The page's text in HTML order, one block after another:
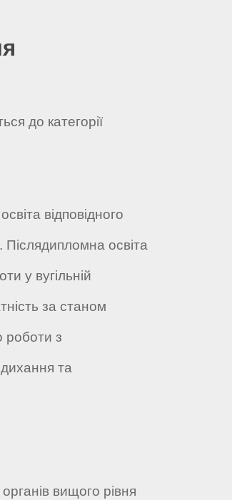
до категорії
відповідного
Післядипломна освіта
у вугільній
за станом
роботи з
та
вищого рівня